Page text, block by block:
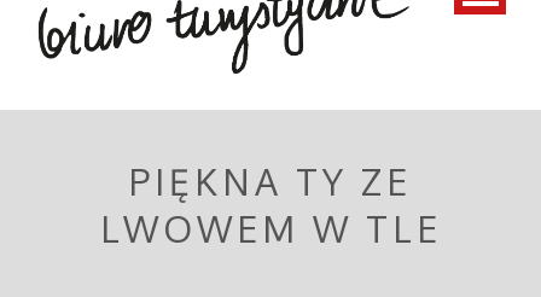
PIĘKNA TY ZE
LWOWEM W TLE